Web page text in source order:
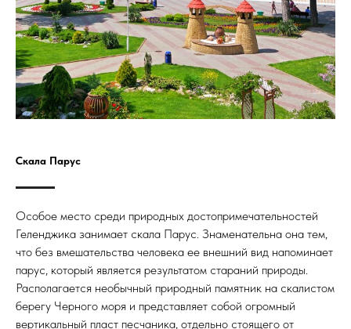
Скала Парус
Особое место среди природных достопримечательностей
Геленджика занимает скала Парус. Знаменательна она тем,
что без вмешательства человека ее внешний вид напоминает
парус, который является результатом стараний природы.
Располагается необычный природный памятник на скалистом
берегу Черного моря и представляет собой огромный
вертикальный пласт песчаника, отдельно стоящего от